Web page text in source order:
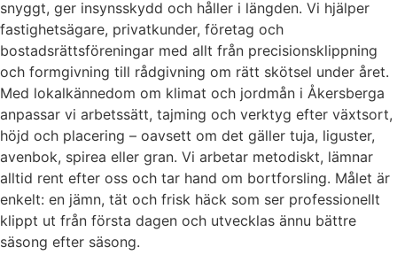
snyggt, ger insynsskydd och håller i längden. Vi hjälper
fastighetsägare, privatkunder, företag och
bostadsrättsföreningar med allt från precisionsklippning
och formgivning till rådgivning om rätt skötsel under året.
Med lokalkännedom om klimat och jordmån i Åkersberga
anpassar vi arbetssätt, tajming och verktyg efter växtsort,
höjd och placering – oavsett om det gäller tuja, liguster,
avenbok, spirea eller gran. Vi arbetar metodiskt, lämnar
alltid rent efter oss och tar hand om bortforsling. Målet är
enkelt: en jämn, tät och frisk häck som ser professionellt
klippt ut från första dagen och utvecklas ännu bättre
säsong efter säsong.